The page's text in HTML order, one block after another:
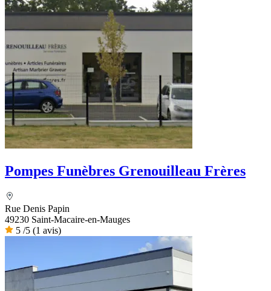
Pompes Funèbres Grenouilleau Frères
Rue Denis Papin
49230 Saint-Macaire-en-Mauges
5 /5 (1 avis)